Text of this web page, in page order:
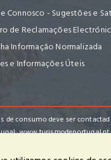
Connosco - Sugestões e
de Reclamações
Informação Normalizada
e Informações Úteis
consumo deve ser
www.turismodeportugal.pt